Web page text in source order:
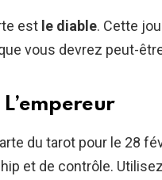
est le diable. Cette
vous devrez peut-
du tarot pour le 28
et de contrôle.